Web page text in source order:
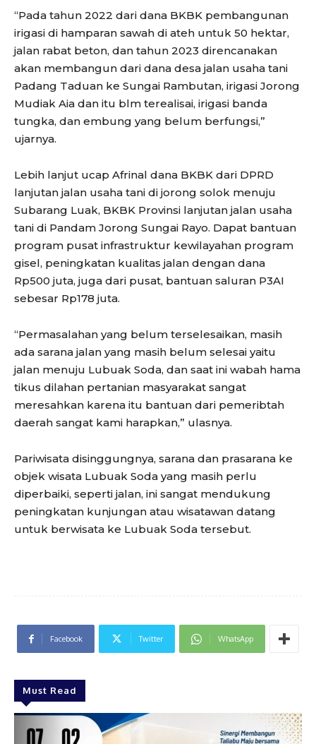
“Pada tahun 2022 dari dana BKBK pembangunan
irigasi di hamparan sawah di ateh untuk 50 hektar,
jalan rabat beton, dan tahun 2023 direncanakan
akan membangun dari dana desa jalan usaha tani
Padang Taduan ke Sungai Rambutan, irigasi Jorong
Mudiak Aia dan itu blm terealisai, irigasi banda
tungka, dan embung yang belum berfungsi,”
ujarnya.
Lebih lanjut ucap Afrinal dana BKBK dari DPRD
lanjutan jalan usaha tani di jorong solok menuju
Subarang Luak, BKBK Provinsi lanjutan jalan usaha
tani di Pandam Jorong Sungai Rayo. Dapat bantuan
program pusat infrastruktur kewilayahan program
gisel, peningkatan kualitas jalan dengan dana
Rp500 juta, juga dari pusat, bantuan saluran P3AI
sebesar Rp178 juta.
“Permasalahan yang belum terselesaikan, masih
ada sarana jalan yang masih belum selesai yaitu
jalan menuju Lubuak Soda, dan saat ini wabah hama
tikus dilahan pertanian masyarakat sangat
meresahkan karena itu bantuan dari pemeribtah
daerah sangat kami harapkan,” ulasnya.
Pariwisata disinggungnya, sarana dan prasarana ke
objek wisata Lubuak Soda yang masih perlu
diperbaiki, seperti jalan, ini sangat mendukung
peningkatan kunjungan atau wisatawan datang
untuk berwisata ke Lubuak Soda tersebut.
Facebook Twitter WhatsApp
Must Read